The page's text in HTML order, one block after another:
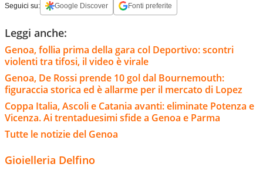
Seguici su: Google Discover Fonti preferite
Leggi anche:
Genoa, follia prima della gara col Deportivo: scontri
violenti tra tifosi, il video è virale
Genoa, De Rossi prende 10 gol dal Bournemouth:
figuraccia storica ed è allarme per il mercato di Lopez
Coppa Italia, Ascoli e Catania avanti: eliminate Potenza e
Vicenza. Ai trentaduesimi sfide a Genoa e Parma
Tutte le notizie del Genoa
Gioielleria Delfino